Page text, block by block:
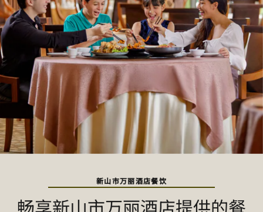
新山市万丽酒店餐饮
畅享新山市万丽酒店提供的餐